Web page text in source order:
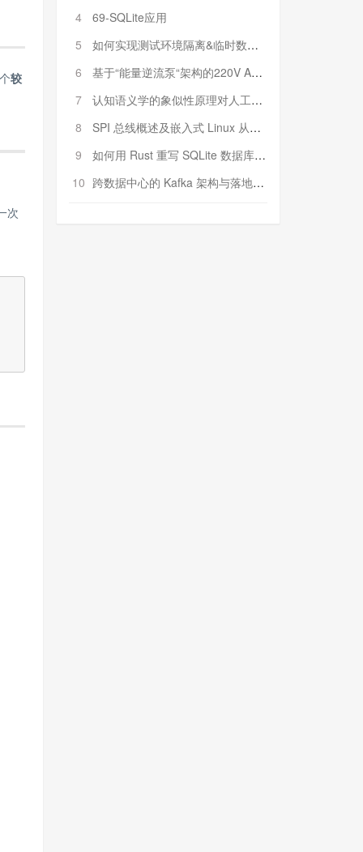
较
次
4
69-SQLite应用
5
如何实现测试环境隔离&临时数据库（pytest+SQLite）
6
基于“能量逆流泵“架构的220V AC至20V DC 300W高效电源设计
7
认知语义学的象似性原理对人工智能自然语言处理深层语义分析的影响与启示
8
SPI 总线概述及嵌入式 Linux 从属 SPI 设备驱动程序开发（第二部分，实践）
9
如何用 Rust 重写 SQLite 数据库（二）:是否有市场空间？
10 跨数据中心的 Kafka 架构与落地实战